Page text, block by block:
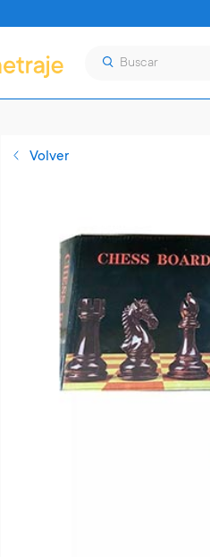
Volver